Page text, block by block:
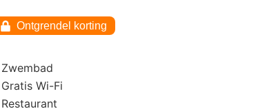
foto
Ontgrendel korting
Zwembad
Gratis Wi-Fi
Restaurant